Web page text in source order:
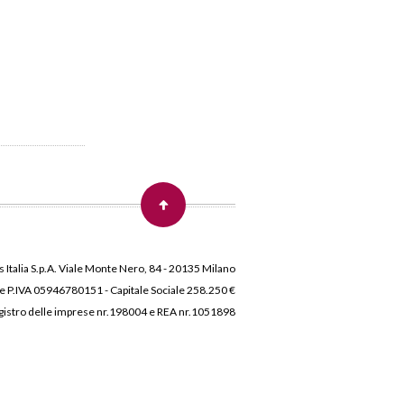
Italia S.p.A. Viale Monte Nero, 84 - 20135 Milano
P.IVA 05946780151 - Capitale Sociale 258.250 €
delle imprese nr.198004 e REA nr.1051898